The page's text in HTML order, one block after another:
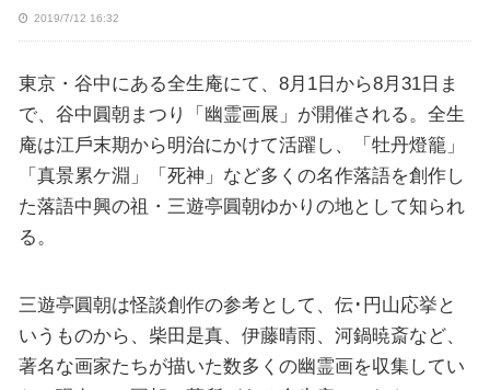
2019/7/12 16:32
東京・⾕中にある全⽣庵にて、8⽉1⽇から8月31⽇ま
で、⾕中圓朝まつり「幽霊画展」が開催される。全生
庵は江⼾末期から明治にかけて活躍し、「牡丹燈籠」
「真景累ケ淵」「死神」など多くの名作落語を創作し
た落語中興の祖・三遊亭圓朝ゆかりの地として知られ
る。
三遊亭圓朝は怪談創作の参考として、伝･円⼭応挙と
いうものから、柴⽥是真、伊藤晴⾬、河鍋暁斎など、
著名な画家たちが描いた数多くの幽霊画を収集してい